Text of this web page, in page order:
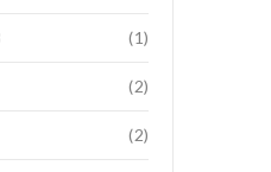
(1)
(2)
(2)